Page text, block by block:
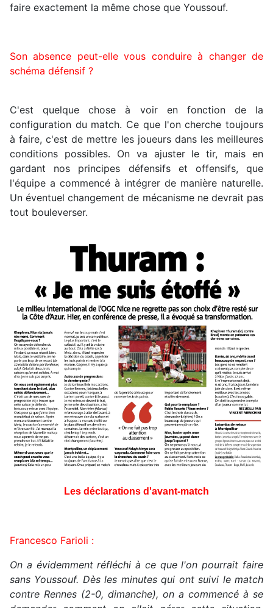
faire exactement la même chose que Youssouf.
Son absence peut-elle vous conduire à changer de
schéma défensif ?
C'est quelque chose à voir en fonction de la
configuration du match. Ce que l'on cherche toujours
à faire, c'est de mettre les joueurs dans les meilleures
conditions possibles. On va ajuster le tir, mais en
gardant nos principes défensifs et offensifs, que
l'équipe a commencé à intégrer de manière naturelle.
Un éventuel changement de mécanisme ne devrait pas
tout bouleverser.
Les déclarations d'avant-match
Francesco Farioli :
On a évidemment réfléchi à ce que l'on pourrait faire
sans Youssouf. Dès les minutes qui ont suivi le match
contre Rennes (2-0, dimanche), on a commencé à se